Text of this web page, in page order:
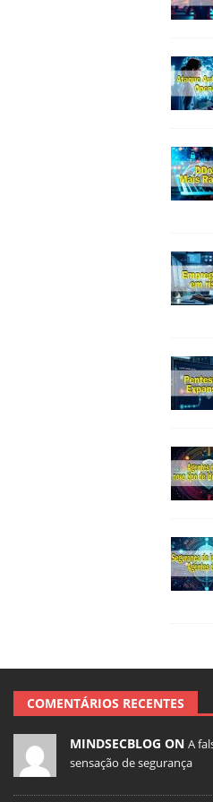
COMENTÁRIOS RECENTES
MINDSECBLOG ON A
sensação de segurança